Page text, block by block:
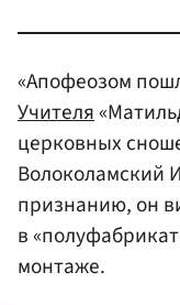
«Апофеозом
Учителя
церковных
Волоколамский
признанию, он
в
монтаже.